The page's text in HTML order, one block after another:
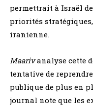
permettrait à Israël
priorités
iranienne.
Maarivanalyse cette
tentative de
publique de plus en
journal note que les